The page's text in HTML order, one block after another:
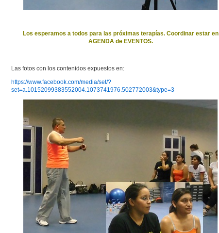
Los esperamos a todos para las próximas terapías. Coordinar estar en
AGENDA de EVENTOS.
Las fotos con los contenidos expuestos en:
https://www.facebook.com/media/set/?
set=a.10152099383552004.1073741976.502772003&type=3